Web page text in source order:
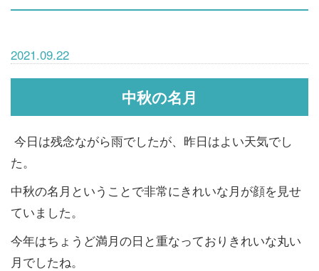
2021.09.22
中秋の名月
今日は残念ながら雨でしたが、昨日はよい天気でし
た。
中秋の名月ということで非常にきれいな月が顔を見せ
ていました。
今年はちょうど満月の日と重なっておりきれいな丸い
月でしたね。